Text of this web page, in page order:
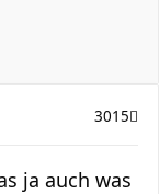
3015
ja auch was